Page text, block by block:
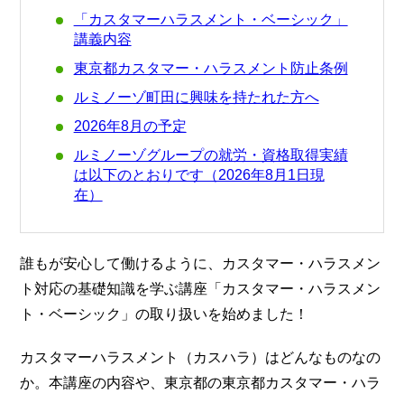
「カスタマーハラスメント・ベーシック」
講義内容
東京都カスタマー・ハラスメント防止条例
ルミノーゾ町田に興味を持たれた方へ
2026年8月の予定
ルミノーゾグループの就労・資格取得実績
は以下のとおりです（2026年8月1日現
在）
誰もが安心して働けるように、カスタマー・ハラスメン
ト対応の基礎知識を学ぶ講座「カスタマー・ハラスメン
ト・ベーシック」の取り扱いを始めました！
カスタマーハラスメント（カスハラ）はどんなものなの
か。本講座の内容や、東京都の東京都カスタマー・ハラ